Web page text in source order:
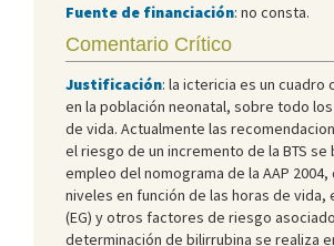
Fuente de financiación: no consta.
Comentario Crítico
Justificación: la ictericia es un cuadro
en la población neonatal, sobre todo
de vida. Actualmente las
el riesgo de un incremento de la BTS se
empleo del nomograma de la AAP
niveles en función de las horas de vida,
(EG) y otros factores de riesgo
determinación de bilirrubina se realiza